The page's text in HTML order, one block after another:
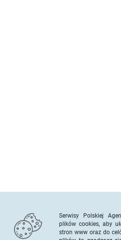
Serwisy Polskiej
plików cookies, aby
stron www oraz do